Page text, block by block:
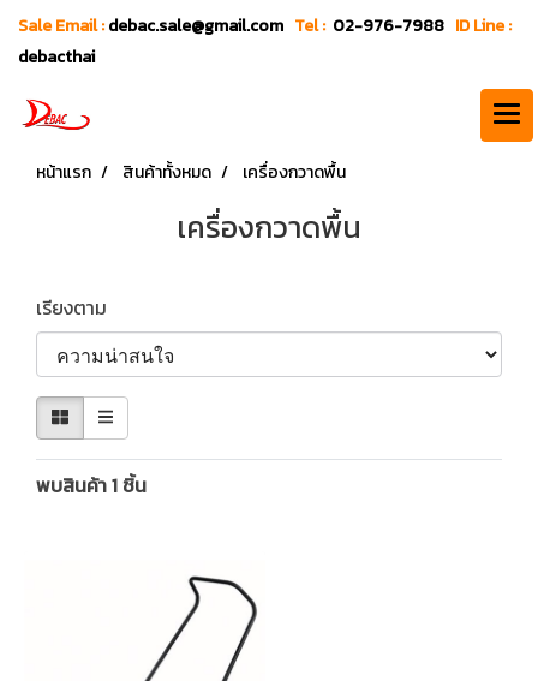
Sale Email :debac.sale@gmail.com Tel : 02-976-7988 ID Line :
debacthai
หน้าแรก สินค้าทั้งหมด เครื่องกวาดพื้น
เครื่องกวาดพื้น
เรียงตาม
พบสินค้า 1 ชิ้น